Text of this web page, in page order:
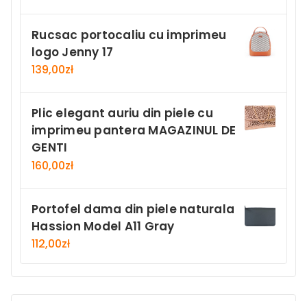
Rucsac portocaliu cu imprimeu
logo Jenny 17
139,00zł
Plic elegant auriu din piele cu
imprimeu pantera MAGAZINUL DE
GENTI
160,00zł
Portofel dama din piele naturala
Hassion Model A11 Gray
112,00zł